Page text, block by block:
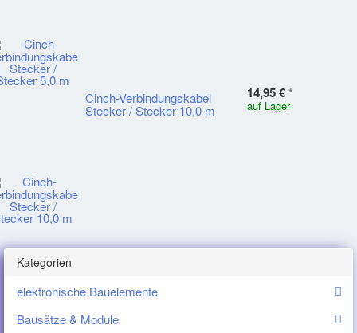
Cinch-Verbindungskabel
Stecker / Stecker 10,0 m
14,95 €*
auf Lager
Kategorien
elektronische Bauelemente
Bausätze & Module